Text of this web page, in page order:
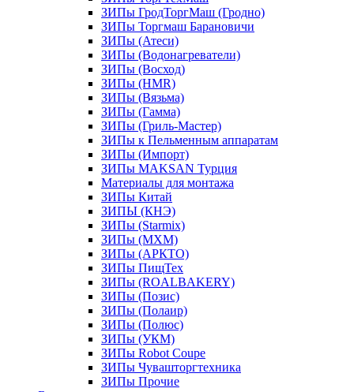
ЗИПы ГродТоргМаш (Гродно)
ЗИПы Торгмаш Барановичи
ЗИПы (Атеси)
ЗИПы (Водонагреватели)
ЗИПы (Восход)
ЗИПы (HMR)
ЗИПы (Вязьма)
ЗИПы (Гамма)
ЗИПы (Гриль-Мастер)
ЗИПы к Пельменным аппаратам
ЗИПы (Импорт)
ЗИПы MAKSAN Турция
Материалы для монтажа
ЗИПы Китай
ЗИПЫ (КНЭ)
ЗИПы (Starmix)
ЗИПы (МХМ)
ЗИПы (АРКТО)
ЗИПы ПищТех
ЗИПы (ROALBAKERY)
ЗИПы (Позис)
ЗИПы (Полаир)
ЗИПы (Полюс)
ЗИПы (УКМ)
ЗИПы Robot Coupe
ЗИПы Чувашторгтехника
ЗИПы Прочие